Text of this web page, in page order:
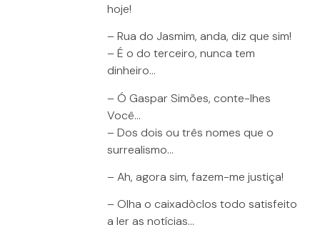
hoje!
– Rua do Jasmim, anda, diz que sim!
– É o do terceiro, nunca tem
dinheiro…
– Ó Gaspar Simões, conte-lhes
Você…
– Dos dois ou três nomes que o
surrealismo…
– Ah, agora sim, fazem-me justiça!
– Olha o caixadòclos todo satisfeito
a ler as notícias…